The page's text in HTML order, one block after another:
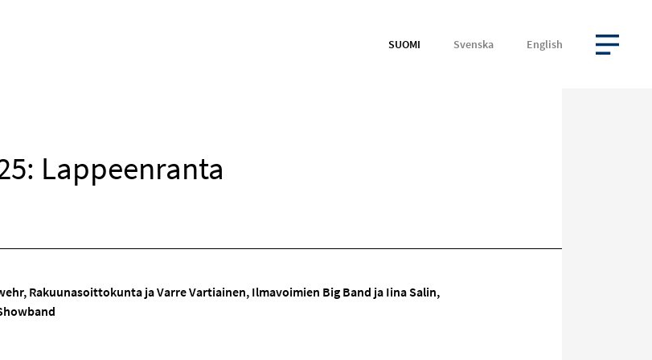
SUOMI Svenska English
AVAA VALIKKO
Lappeenranta
Rakuunasoittokunta ja Varre Vartiainen, Ilmavoimien Big Band ja Iina Salin,